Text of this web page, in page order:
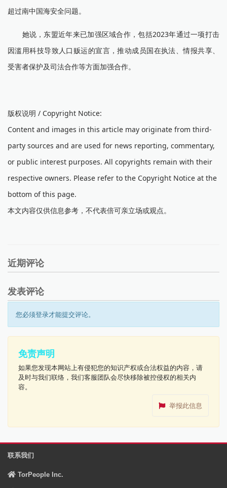
超过南中国海安全问题。
她说，东盟近年来已加强区域合作，包括2023年通过一项打击
因滥用科技导致人口贩运的宣言，推动成员国在执法、情报共享、
受害者保护及司法合作等方面加强合作。
版权说明 / Copyright Notice:
Content and images in this article may originate from third-
party sources and are used for news reporting, commentary,
or public interest purposes. All copyrights remain with their
respective owners. Please refer to the Copyright Notice at the
bottom of this page.
本文内容仅供信息参考，不代表倍可亲立场或观点。
近期评论
发表评论
您必须登录才能提交评论。
免责声明
如果您发现本网站上有侵犯您的知识产权或合法权益的内容，请
及时与我们联络，我们客服团队会尽快移除被控侵权的相关内
容。
举报此信息
联系我们
TorPeople Inc.